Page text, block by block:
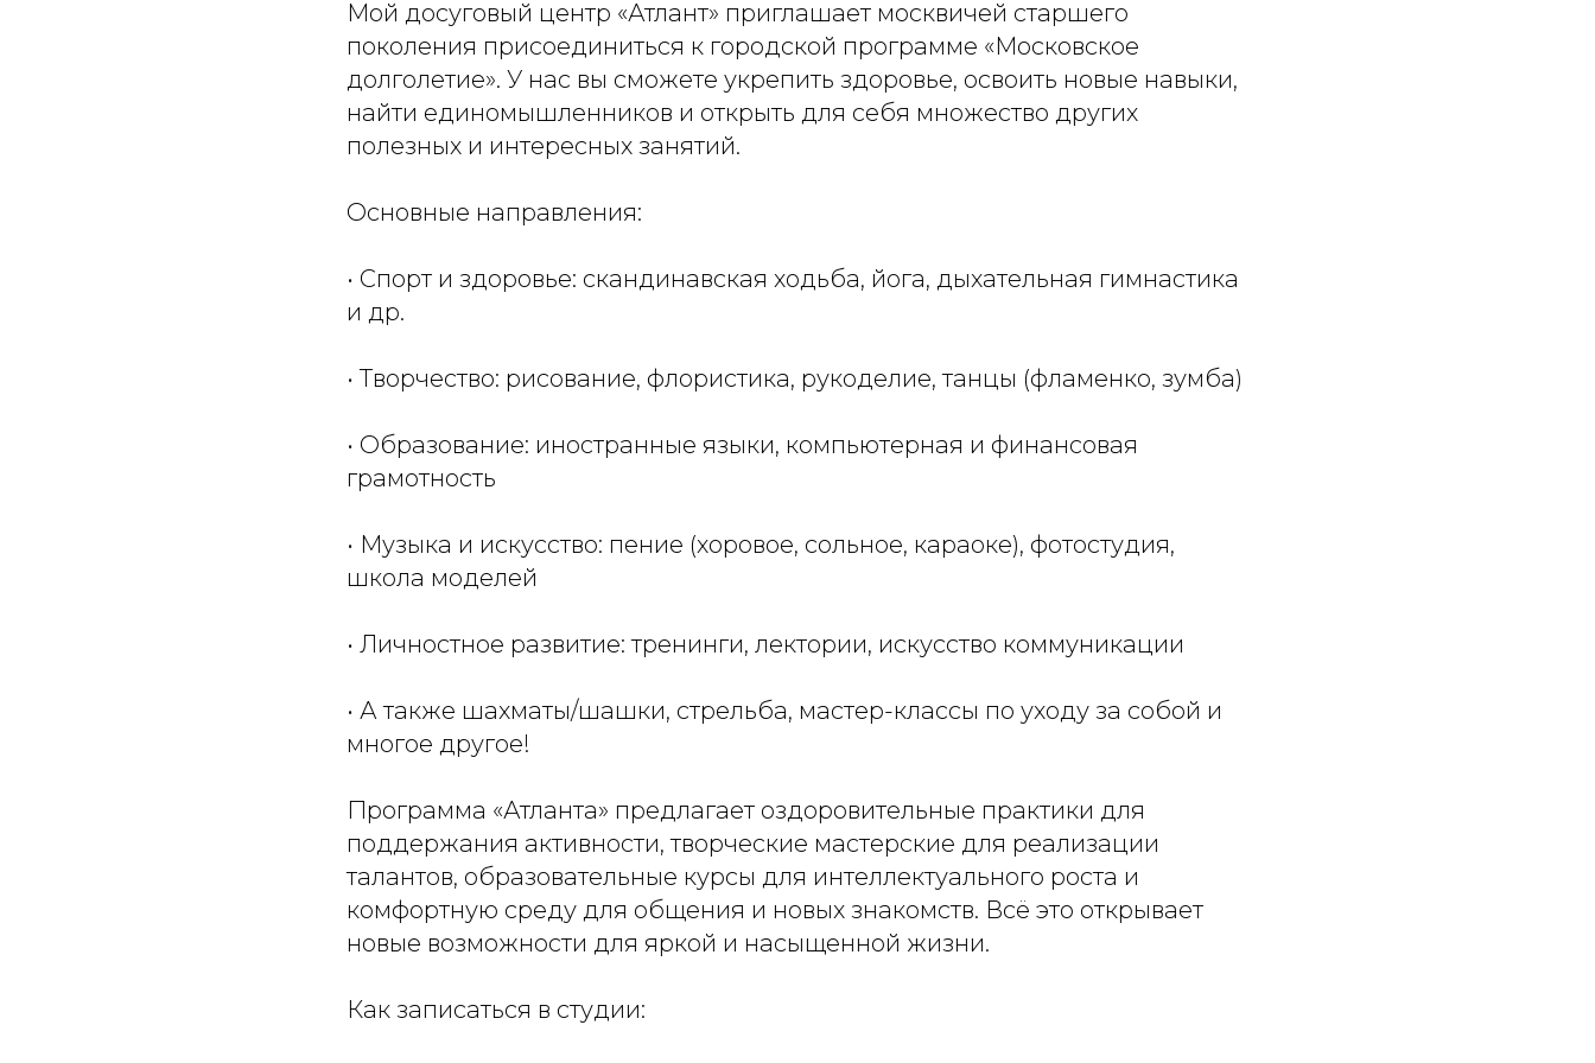
Мой досуговый центр «Атлант» приглашает москвичей старшего
поколения присоединиться к городской программе «Московское
долголетие». У нас вы сможете укрепить здоровье, освоить новые навыки,
найти единомышленников и открыть для себя множество других
полезных и интересных занятий.
Основные направления:
• Спорт и здоровье: скандинавская ходьба, йога, дыхательная гимнастика
и др.
• Творчество: рисование, флористика, рукоделие, танцы (фламенко, зумба)
• Образование: иностранные языки, компьютерная и финансовая
грамотность
• Музыка и искусство: пение (хоровое, сольное, караоке), фотостудия,
школа моделей
• Личностное развитие: тренинги, лектории, искусство коммуникации
• А также шахматы/шашки, стрельба, мастер-классы по уходу за собой и
многое другое!
Программа «Атланта» предлагает оздоровительные практики для
поддержания активности, творческие мастерские для реализации
талантов, образовательные курсы для интеллектуального роста и
комфортную среду для общения и новых знакомств. Всё это открывает
новые возможности для яркой и насыщенной жизни.
Как записаться в студии: